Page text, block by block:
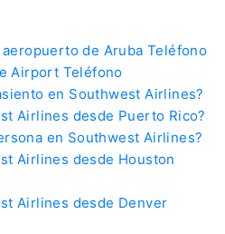
de Aruba Teléfono
Airport Teléfono
en Southwest Airlines?
Airlines desde Puerto Rico?
en Southwest Airlines?
Airlines desde Houston
Airlines desde Denver